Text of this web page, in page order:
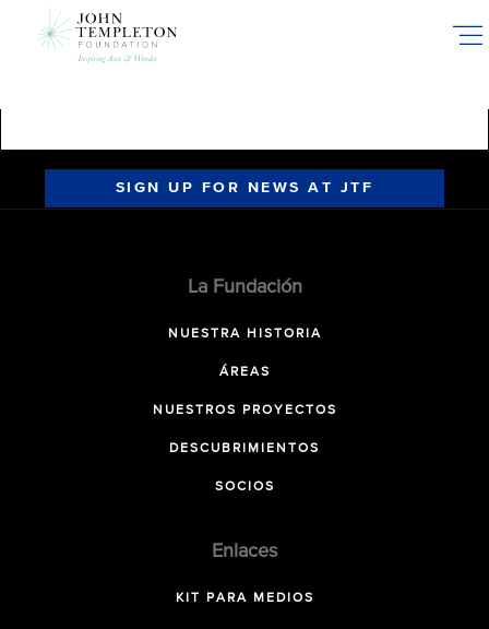
SIGN UP FOR NEWS AT JTF
La Fundación
NUESTRA HISTORIA
ÁREAS
NUESTROS PROYECTOS
DESCUBRIMIENTOS
SOCIOS
Enlaces
KIT PARA MEDIOS